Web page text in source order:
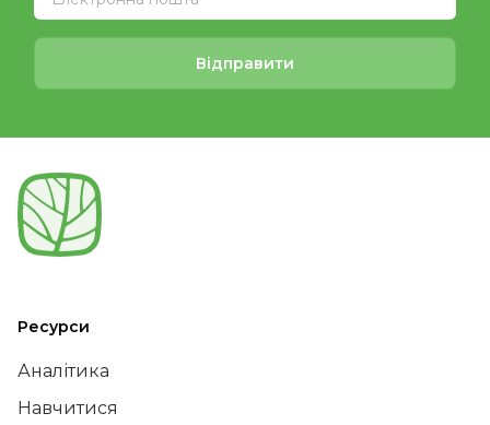
Відправити
Ресурси
Аналітика
Навчитися